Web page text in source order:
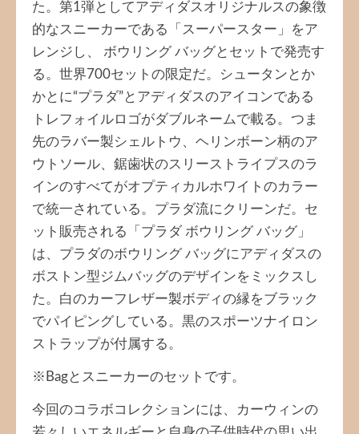
た。第1弾としてアディダスオリジナルスの象徴
的なスニーカーである「スーパースター」をア
レンジし、 ボウリング バッグとセットで発売す
る。世界700セットの限定だ。シュータンとか
かとに“プラダ”とアディダスのアイコンである
トレフォイルロゴがダブルネームで載る。つま
先のラバー製シェルトウ、ヘリンボーン柄のア
ウトソール、鋸歯状のスリーストライプスのラ
インのすべてがオプティカルホワイトのカラー
で統一されている。プラダ流にクリーンだ。セ
ット販売される「プラダ ボウリング バッグ」
は、プラダのボウリング バッグにアディダスの
ボストン型ジムバッグのデザインをミックスし
た。白のカーフレザー製ボディの縁をブラック
でパイピングしている。黒のスポーツナイロン
ストラップが付属する。
※Bagとスニーカーのセットです。
今回のコラボコレクションには、カーウィンの